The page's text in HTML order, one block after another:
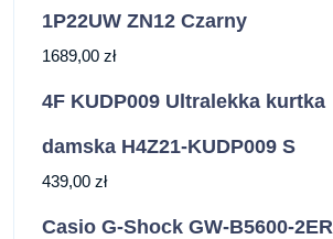
1P22UW ZN12 Czarny
1689,00 zł
4F KUDP009 Ultralekka kurtka
damska H4Z21-KUDP009 S
439,00 zł
Casio G-Shock GW-B5600-2ER